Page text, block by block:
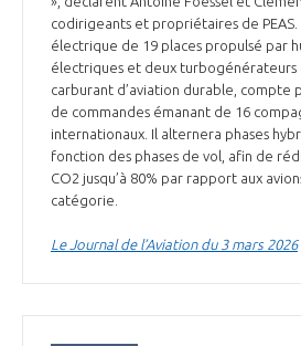
codirigeants et propriétaires de PEAS.
électrique de 19 places propulsé par
électriques et deux turbogénérateurs
carburant d’aviation durable, compte
de commandes émanant de 16
internationaux. Il alternera phases
fonction des phases de vol, afin de
CO2 jusqu’à 80% par rapport aux
catégorie.
Le Journal de l’Aviation du 3 mars 2026